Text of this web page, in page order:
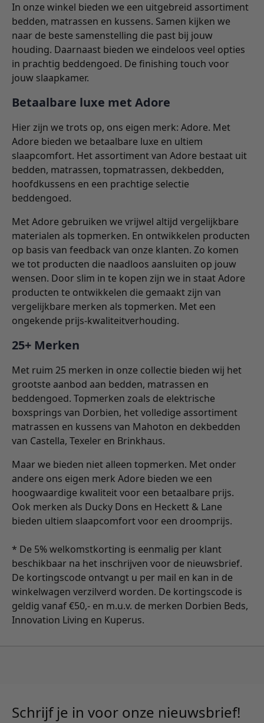
In onze winkel bieden we een uitgebreid assortiment
bedden, matrassen en kussens. Samen kijken we
naar de beste samenstelling die past bij jouw
houding. Daarnaast bieden we eindeloos veel opties
in prachtig beddengoed. De finishing touch voor
jouw slaapkamer.
Betaalbare luxe met Adore
Hier zijn we trots op, ons eigen merk: Adore. Met
Adore bieden we betaalbare luxe en ultiem
slaapcomfort. Het assortiment van Adore bestaat uit
bedden, matrassen, topmatrassen, dekbedden,
hoofdkussens en een prachtige selectie
beddengoed.
Met Adore gebruiken we vrijwel altijd vergelijkbare
materialen als topmerken. En ontwikkelen producten
op basis van feedback van onze klanten. Zo komen
we tot producten die naadloos aansluiten op jouw
wensen. Door slim in te kopen zijn we in staat Adore
producten te ontwikkelen die gemaakt zijn van
vergelijkbare merken als topmerken. Met een
ongekende prijs-kwaliteitverhouding.
25+ Merken
Met ruim 25 merken in onze collectie bieden wij het
grootste aanbod aan bedden, matrassen en
beddengoed. Topmerken zoals de elektrische
boxsprings van Dorbien, het volledige assortiment
matrassen en kussens van Mahoton en dekbedden
van Castella, Texeler en Brinkhaus.
Maar we bieden niet alleen topmerken. Met onder
andere ons eigen merk Adore bieden we een
hoogwaardige kwaliteit voor een betaalbare prijs.
Ook merken als Ducky Dons en Heckett & Lane
bieden ultiem slaapcomfort voor een droomprijs.
* De 5% welkomstkorting is eenmalig per klant
beschikbaar na het inschrijven voor de nieuwsbrief.
De kortingscode ontvangt u per mail en kan in de
winkelwagen verzilverd worden. De kortingscode is
geldig vanaf €50,- en m.u.v. de merken Dorbien Beds,
Innovation Living en Kuperus.
Schrijf je in voor onze nieuwsbrief!